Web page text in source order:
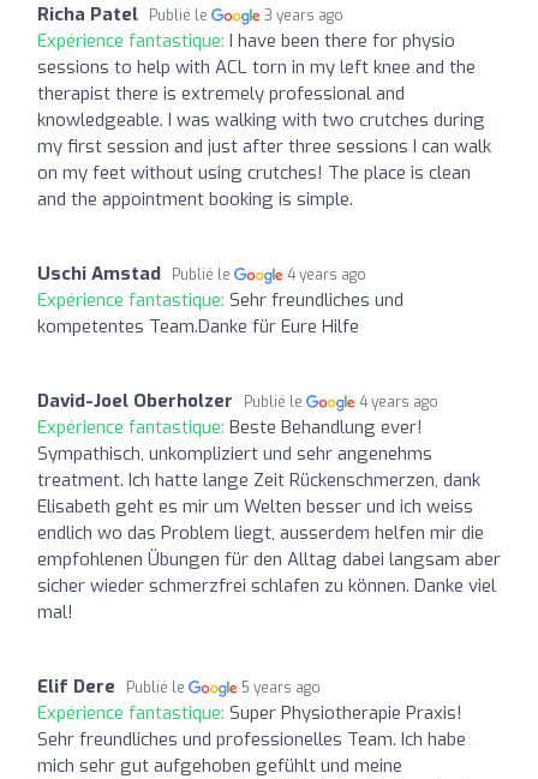
Richa Patel Publié le 3 years ago
Expérience fantastique: I have been there for physio
sessions to help with ACL torn in my left knee and the
therapist there is extremely professional and
knowledgeable. I was walking with two crutches during
my first session and just after three sessions I can walk
on my feet without using crutches! The place is clean
and the appointment booking is simple.
Uschi Amstad Publié le 4 years ago
Expérience fantastique: Sehr freundliches und
kompetentes Team.Danke für Eure Hilfe
David-Joel Oberholzer Publié le 4 years ago
Expérience fantastique: Beste Behandlung ever!
Sympathisch, unkompliziert und sehr angenehms
treatment. Ich hatte lange Zeit Rückenschmerzen, dank
Elisabeth geht es mir um Welten besser und ich weiss
endlich wo das Problem liegt, ausserdem helfen mir die
empfohlenen Übungen für den Alltag dabei langsam aber
sicher wieder schmerzfrei schlafen zu können. Danke viel
mal!
Elif Dere Publié le 5 years ago
Expérience fantastique: Super Physiotherapie Praxis!
Sehr freundliches und professionelles Team. Ich habe
mich sehr gut aufgehoben gefühlt und meine